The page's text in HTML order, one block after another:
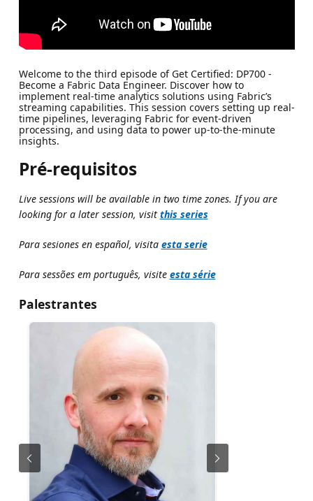
Welcome to the third episode of Get Certified: DP700 -
Become a Fabric Data Engineer. Discover how to
implement real-time analytics solutions using Fabric’s
streaming capabilities. This session covers setting up real-
time pipelines, leveraging Fabric for event-driven
processing, and using data to power up-to-the-minute
insights.
Pré-requisitos
Live sessions will be available in two time zones. If you are
looking for a later session, visit this series
Para sesiones en español, visita esta serie
Para sessões em português, visite esta série
Palestrantes